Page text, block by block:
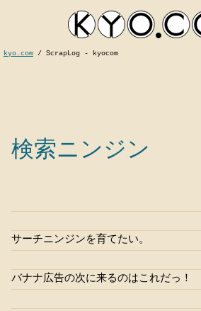
kyo.com / ScrapLog - kyocom
検索ニンジン
サーチニンジンを育てたい。
バナナ広告の次に来るのはこれだっ！